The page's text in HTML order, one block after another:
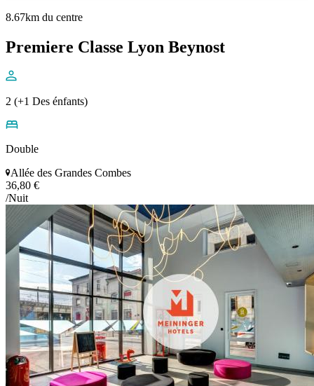
8.67km du centre
Premiere Classe Lyon Beynost
2 (+1 Des énfants)
Double
Allée des Grandes Combes
36,80 €
/Nuit